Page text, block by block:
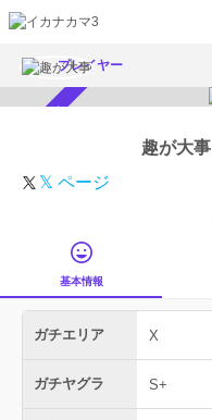
プレイヤー
趣が大事
𝕏 ページ
基本情報
ガチエリア X
ガチヤグラ S+